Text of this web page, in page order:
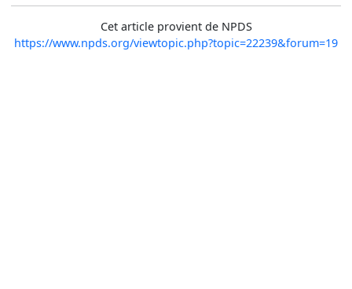
Cet article provient de NPDS
https://www.npds.org/viewtopic.php?topic=22239&forum=19